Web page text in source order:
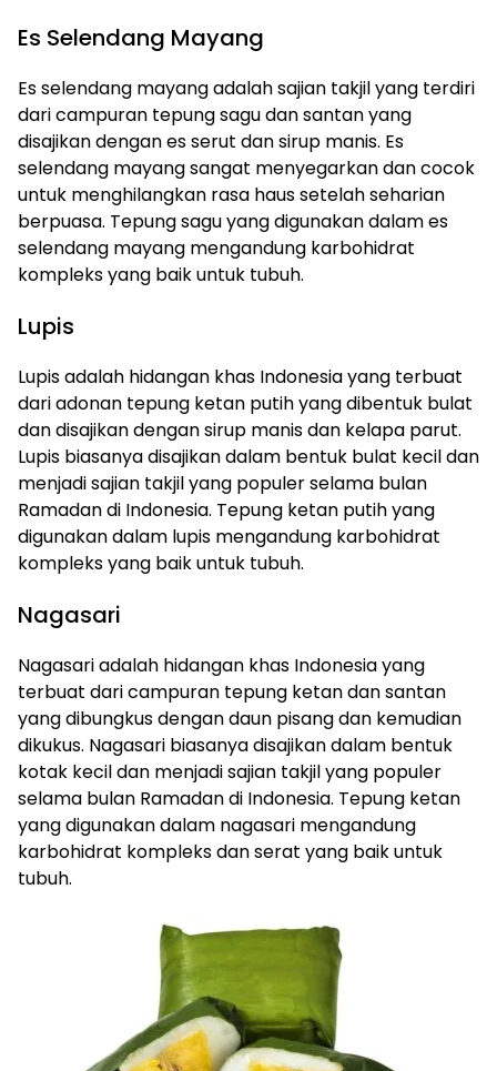
Es Selendang Mayang
Es selendang mayang adalah sajian takjil yang terdiri
dari campuran tepung sagu dan santan yang
disajikan dengan es serut dan sirup manis. Es
selendang mayang sangat menyegarkan dan cocok
untuk menghilangkan rasa haus setelah seharian
berpuasa. Tepung sagu yang digunakan dalam es
selendang mayang mengandung karbohidrat
kompleks yang baik untuk tubuh.
Lupis
Lupis adalah hidangan khas Indonesia yang terbuat
dari adonan tepung ketan putih yang dibentuk bulat
dan disajikan dengan sirup manis dan kelapa parut.
Lupis biasanya disajikan dalam bentuk bulat kecil dan
menjadi sajian takjil yang populer selama bulan
Ramadan di Indonesia. Tepung ketan putih yang
digunakan dalam lupis mengandung karbohidrat
kompleks yang baik untuk tubuh.
Nagasari
Nagasari adalah hidangan khas Indonesia yang
terbuat dari campuran tepung ketan dan santan
yang dibungkus dengan daun pisang dan kemudian
dikukus. Nagasari biasanya disajikan dalam bentuk
kotak kecil dan menjadi sajian takjil yang populer
selama bulan Ramadan di Indonesia. Tepung ketan
yang digunakan dalam nagasari mengandung
karbohidrat kompleks dan serat yang baik untuk
tubuh.